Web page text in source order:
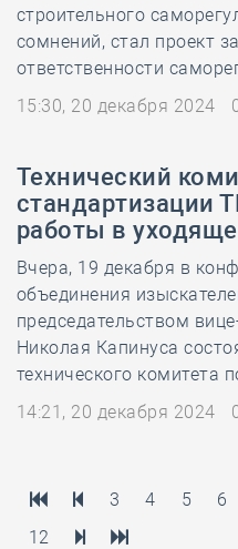
строительного
сомнений, стал проект
ответственности
15:30, 20 декабря 2024
Технический
стандартизации
работы в
Вчера, 19 декабря в
объединения
председательством
Николая Капинуса
технического комитета
14:21, 20 декабря 2024
3 4 5 6
12